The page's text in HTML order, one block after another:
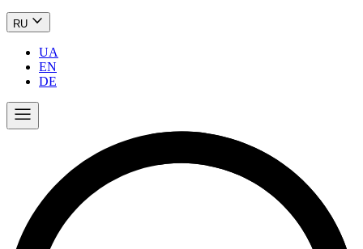
RU
UA
EN
DE